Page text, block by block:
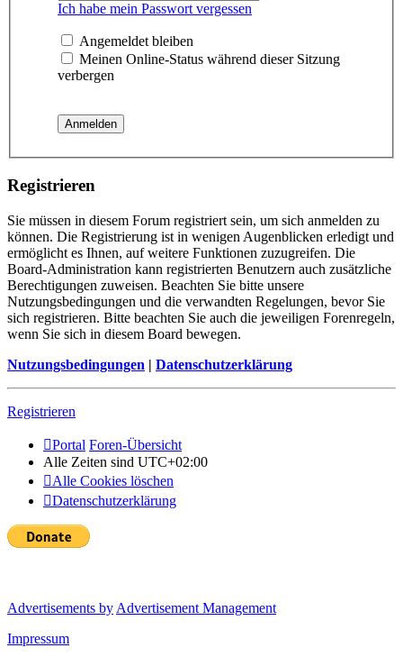
Ich habe mein Passwort vergessen
Angemeldet bleiben
Meinen Online-Status während dieser Sitzung
verbergen
Registrieren
Sie müssen in diesem Forum registriert sein, um sich anmelden zu
können. Die Registrierung ist in wenigen Augenblicken erledigt und
ermöglicht es Ihnen, auf weitere Funktionen zuzugreifen. Die
Board-Administration kann registrierten Benutzern auch zusätzliche
Berechtigungen zuweisen. Beachten Sie bitte unsere
Nutzungsbedingungen und die verwandten Regelungen, bevor Sie
sich registrieren. Bitte beachten Sie auch die jeweiligen Forenregeln,
wenn Sie sich in diesem Board bewegen.
Nutzungsbedingungen | Datenschutzerklärung
Registrieren
Portal Foren-Übersicht
Alle Zeiten sind UTC+02:00
Alle Cookies löschen
Datenschutzerklärung
Advertisements by Advertisement Management
Impressum